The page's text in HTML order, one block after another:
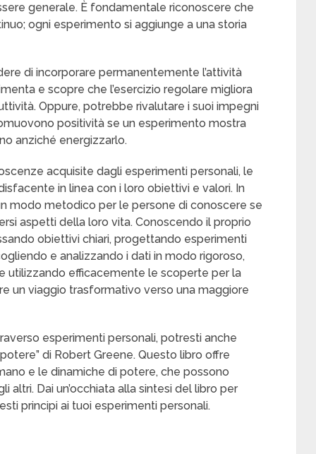
generale. È fondamentale riconoscere che
ogni esperimento si aggiunge a una storia
di incorporare permanentemente l’attività
e scopre che l’esercizio regolare migliora
Oppure, potrebbe rivalutare i suoi impegni
positività se un esperimento mostra
anziché energizzarlo.
acquisite dagli esperimenti personali, le
in linea con i loro obiettivi e valori. In
modo metodico per le persone di conoscere se
aspetti della loro vita. Conoscendo il proprio
obiettivi chiari, progettando esperimenti
e analizzando i dati in modo rigoroso,
utilizzando efficacemente le scoperte per la
un viaggio trasformativo verso una maggiore
esperimenti personali, potresti anche
di Robert Greene. Questo libro offre
e le dinamiche di potere, che possono
altri. Dai un’occhiata alla sintesi del libro per
principi ai tuoi esperimenti personali.